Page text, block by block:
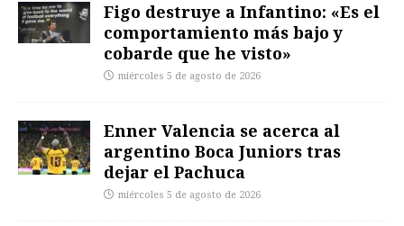
Figo destruye a Infantino: «Es el
comportamiento más bajo y
cobarde que he visto»
miércoles 5 de agosto de 2026
Enner Valencia se acerca al
argentino Boca Juniors tras
dejar el Pachuca
miércoles 5 de agosto de 2026